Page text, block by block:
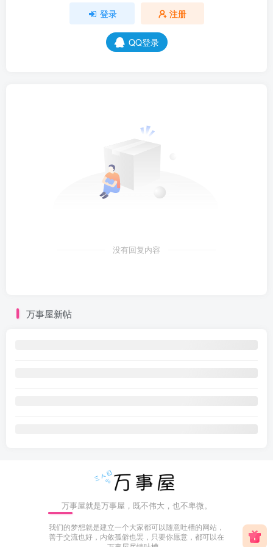
登录 注册
QQ登录
没有回复内容
万事屋新帖
万事屋就是万事屋，既不伟大，也不卑微。
我们的梦想就是建立一个大家都可以随意吐槽的网站，
善于交流也好，内敛孤僻也罢，只要你愿意，都可以在